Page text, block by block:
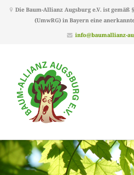
Die Baum-Allianz Augsburg e.V. ist gemäß
(UmwRG) in Bayern eine
info@baumallianz-